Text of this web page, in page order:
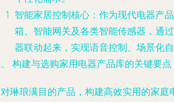
智能家居控制核心 ：作为现代电器产
箱、智能网关及各类智能传感器，通
器联动起来，实现语音控制、场景化自
构建与选购家用电器产品库的关键要点
琳琅满目的产品，构建高效实用的家庭